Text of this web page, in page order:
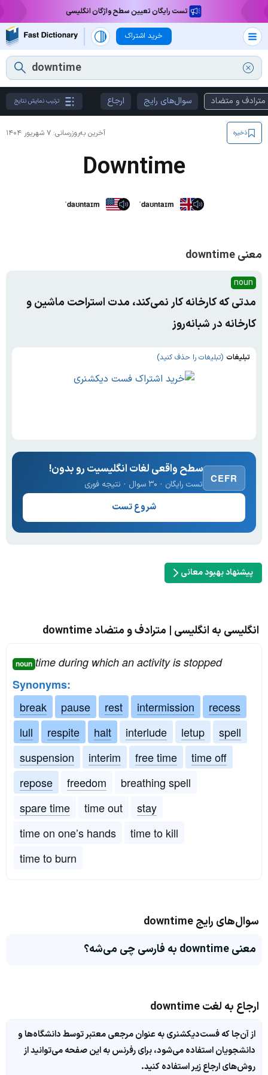
تست رایگان تعیین سطح واژگان انگلیسی
خرید اشتراک
مترادف و متضاد سوال‌های رایج ارجاع ترتیب نمایش نتایج
آخرین به‌روزرسانی: ۷ شهریور ۱۴۰۴ ذخیره
Downtime
ˈdaʊntaɪm ˈdaʊntaɪm
معنی downtime
noun
مدتی که کارخانه کار نمی‌کند، مدت استراحت ماشین و
کارخانه در شبانه‌روز
تبلیغات (تبلیغات را حذف کنید)
CEFR
سطح واقعی لغات انگلیسیت رو بدون!
تست رایگان · ۳۰ سوال · نتیجه فوری
شروع تست
پیشنهاد بهبود معانی
انگلیسی به انگلیسی | مترادف و متضاد downtime
noun time during which an activity is stopped
Synonyms:
break
pause rest intermission
recess
lull
respite halt interlude letup
spell
suspension
interim free time
time off
repose
freedom
breathing spell
spare time
time out
stay
time on one’s hands
time to kill
time to burn
سوال‌های رایج downtime
معنی downtime به فارسی چی می‌شه؟
ارجاع به لغت downtime
از آن‌جا که فست‌دیکشنری به عنوان مرجعی معتبر توسط دانشگاه‌ها و
دانشجویان استفاده می‌شود، برای رفرنس به این صفحه می‌توانید از
روش‌های ارجاع زیر استفاده کنید.